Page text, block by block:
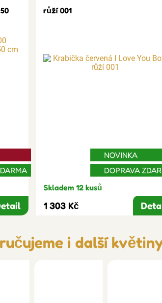
růží 001
NOVINKA
DOPRAVA
Skladem 12 kusů
1 303 Kč
i další